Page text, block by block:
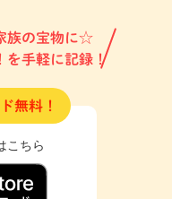
族の宝物に☆
を手軽に記録！
無料！
こちら